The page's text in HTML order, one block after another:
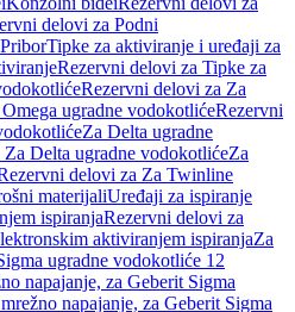
delovi za Podni
Tipke za aktiviranje i uređaji za
Rezervni delovi za Tipke za
Rezervni delovi za Za
ugradne vodokotlićeRezervni
Za Delta ugradne
Delta ugradne vodokotlićeZa
delovi za Za Twinline
materijaliUređaji za ispiranje
ispiranjaRezervni delovi za
aktiviranjem ispiranjaZa
ugradne vodokotliće 12
napajanje, za Geberit Sigma
napajanje, za Geberit Sigma